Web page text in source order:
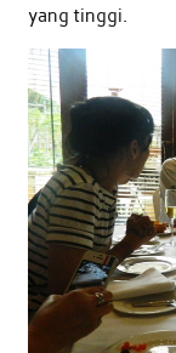
yang tinggi.